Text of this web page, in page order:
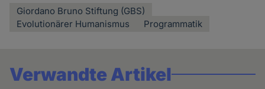
Giordano Bruno Stiftung (GBS)
Evolutionärer Humanismus
Programmatik
Verwandte Artikel